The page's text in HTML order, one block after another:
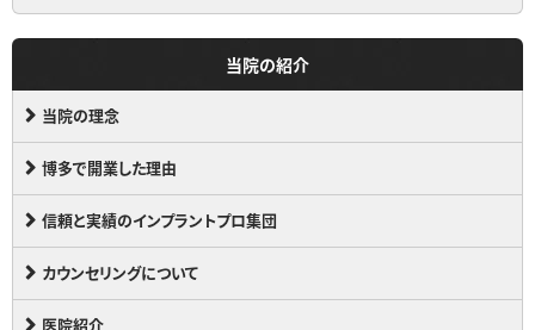
当院の紹介
当院の理念
博多で開業した理由
信頼と実績のインプラントプロ集団
カウンセリングについて
医院紹介